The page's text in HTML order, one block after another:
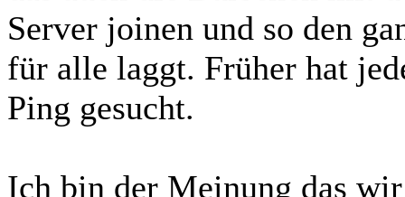
Server joinen und so den
für alle laggt. Früher hat
Ping gesucht.
Ich bin der Meinung das